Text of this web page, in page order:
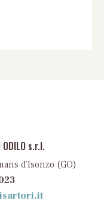
s.r.l.
d’Isonzo (GO)